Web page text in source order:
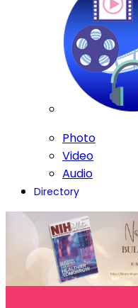
Photo
Video
Audio
Directory